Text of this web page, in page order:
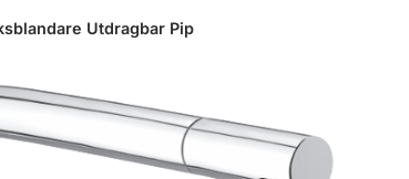
Utdragbar Pip